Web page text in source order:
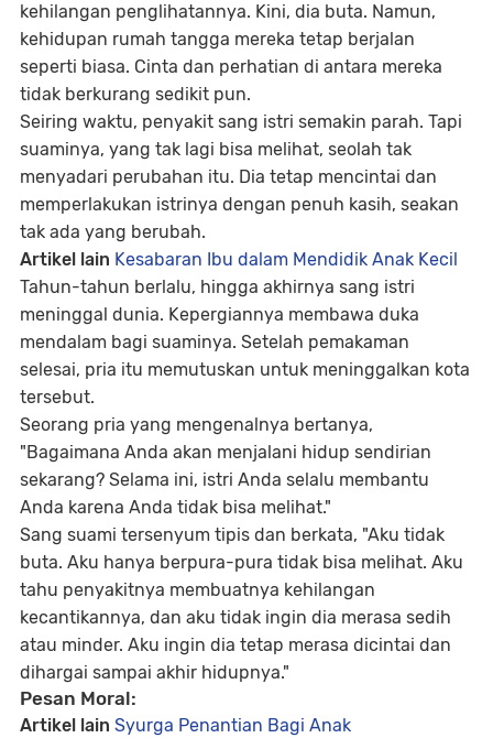
kehilangan penglihatannya. Kini, dia buta. Namun,
kehidupan rumah tangga mereka tetap berjalan
seperti biasa. Cinta dan perhatian di antara mereka
tidak berkurang sedikit pun.
Seiring waktu, penyakit sang istri semakin parah. Tapi
suaminya, yang tak lagi bisa melihat, seolah tak
menyadari perubahan itu. Dia tetap mencintai dan
memperlakukan istrinya dengan penuh kasih, seakan
tak ada yang berubah.
Artikel lain Kesabaran Ibu dalam Mendidik Anak Kecil
Tahun-tahun berlalu, hingga akhirnya sang istri
meninggal dunia. Kepergiannya membawa duka
mendalam bagi suaminya. Setelah pemakaman
selesai, pria itu memutuskan untuk meninggalkan kota
tersebut.
Seorang pria yang mengenalnya bertanya,
"Bagaimana Anda akan menjalani hidup sendirian
sekarang? Selama ini, istri Anda selalu membantu
Anda karena Anda tidak bisa melihat."
Sang suami tersenyum tipis dan berkata, "Aku tidak
buta. Aku hanya berpura-pura tidak bisa melihat. Aku
tahu penyakitnya membuatnya kehilangan
kecantikannya, dan aku tidak ingin dia merasa sedih
atau minder. Aku ingin dia tetap merasa dicintai dan
dihargai sampai akhir hidupnya."
Pesan Moral:
Artikel lain Syurga Penantian Bagi Anak